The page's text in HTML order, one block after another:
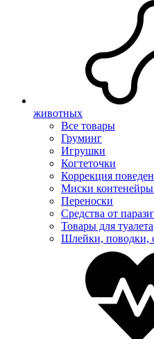
животных
Все товары
Груминг
Игрушки
Когтеточки
Коррекция
Миски контенейры
Переноски
Средства от
Товары для туалета
Шлейки, поводки,